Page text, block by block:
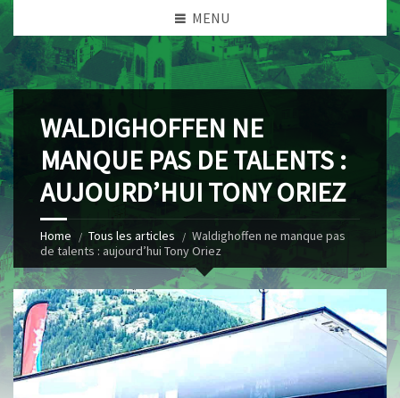
MENU
WALDIGHOFFEN NE
MANQUE PAS DE TALENTS :
AUJOURD’HUI TONY ORIEZ
Home Tous les articles
Waldighoffen ne manque pas
de talents : aujourd’hui Tony Oriez